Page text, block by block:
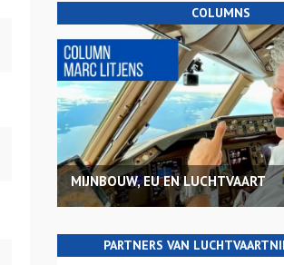
COLUMNS
MIJNBOUW, EU EN LUCHTVAART
PARTNERS VAN